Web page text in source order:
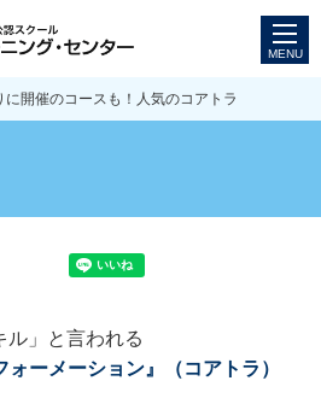
に開催のコースも！人気のコアトラ
ル」と言われる
ォーメーション』（コアトラ）